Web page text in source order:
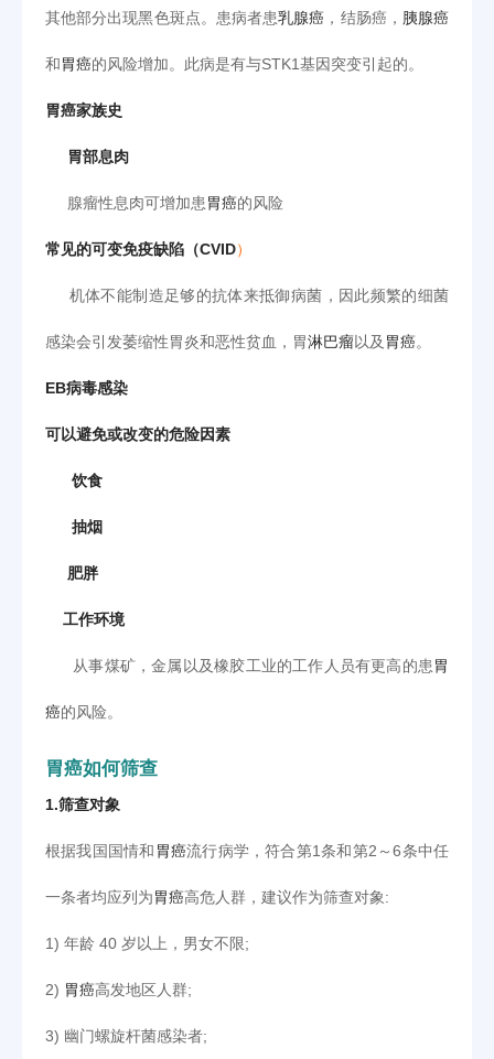
其他部分出现黑色斑点。患病者患乳腺癌 ，结肠癌， 胰腺癌
和胃癌的风险增加。此病是有与STK1基因突变引起的。
胃癌家族史
胃部息肉
腺瘤性息肉可增加患胃癌的风险
常见的可变免疫缺陷（CVID）
机体不能制造足够的抗体来抵御病菌，因此频繁的细菌
感染会引发萎缩性胃炎和恶性贫血，胃淋巴瘤以及 胃癌。
EB病毒感染
可以避免或改变的危险因素
饮食
抽烟
肥胖
工作环境
从事煤矿，金属以及橡胶工业的工作人员有更高的患胃
癌的风险。
胃癌如何筛查
1.筛查对象
根据我国国情和 胃癌流行病学，符合第1条和第2～6条中任
一条者均应列为胃癌高危人群，建议作为筛查对象:
1) 年龄 40 岁以上，男女不限;
2) 胃癌高发地区人群;
3) 幽门螺旋杆菌感染者;